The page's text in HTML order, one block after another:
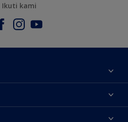
Ikuti kami